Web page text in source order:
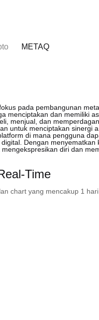
METAQ
pada pembangunan
menciptakan dan memiliki
menjual, dan
untuk menciptakan sinergi
di mana pengguna
Dengan
diri dan
Time
chart yang mencakup 1